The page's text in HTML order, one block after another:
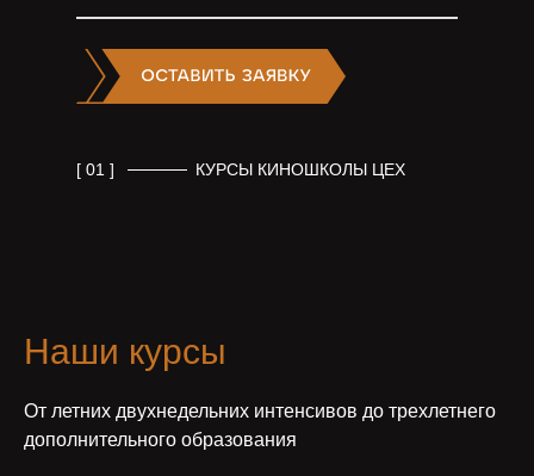
КУРСЫ КИНОШКОЛЫ ЦЕХ
[ 01 ]
Наши курсы
От летних двухнедельних интенсивов до трехлетнего
дополнительного образования